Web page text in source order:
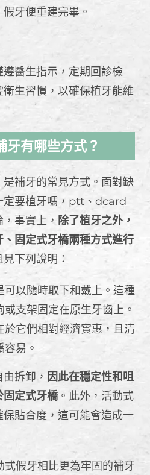
牙便重建完畢。
醫生指示，定期回診檢
生習慣，以確保植牙能維
牙有哪些方式？
補牙的常見方式。面對缺
定要植牙嗎，ptt、dcard
事實上， 除了植牙之外，
固定式牙橋兩種方式進行
下列說明：
可以隨時取下和戴上。這種
支架固定在原生牙齒上。
於它們相對經濟實惠，且清
易。
拆卸， 因此在穩定性和咀
固定式牙橋。此外，活動式
貼合度，這可能會造成一
式假牙相比更為牢固的補牙